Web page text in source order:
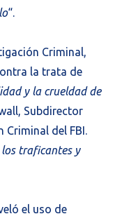
“.
Criminal,
la trata de
y la crueldad de
Subdirector
del FBI.
traficantes y
el uso de